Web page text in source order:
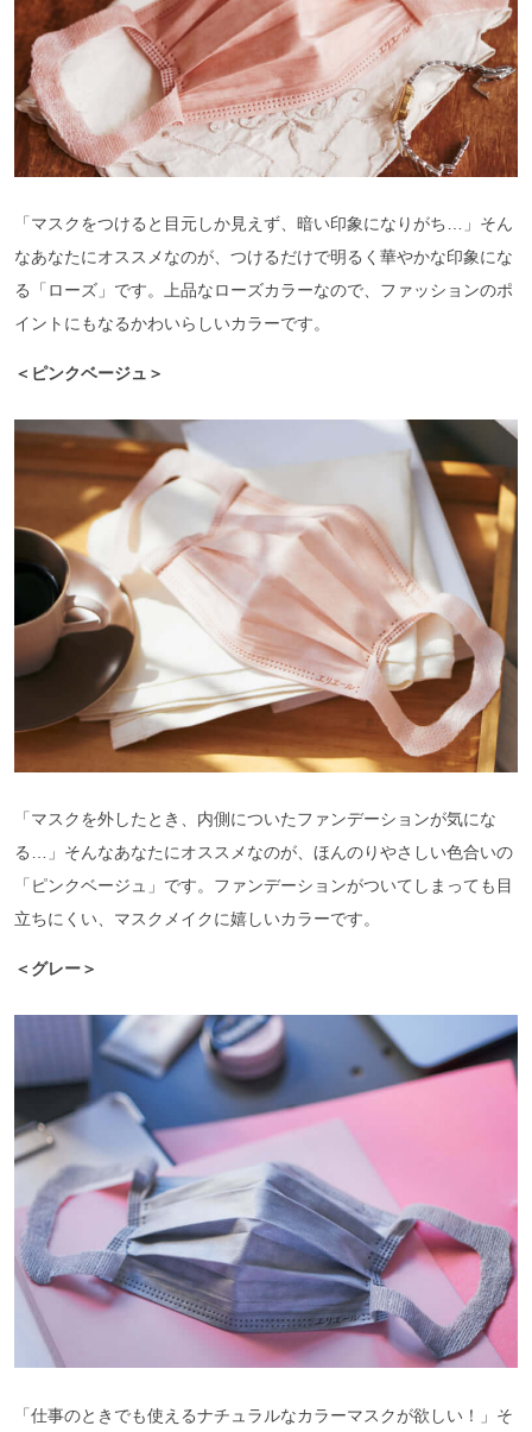
「マスクをつけると目元しか見えず、暗い印象になりがち…」そん
なあなたにオススメなのが、つけるだけで明るく華やかな印象にな
る「ローズ」です。上品なローズカラーなので、ファッションのポ
イントにもなるかわいらしいカラーです。
＜ピンクベージュ＞
「マスクを外したとき、内側についたファンデーションが気にな
る…」そんなあなたにオススメなのが、ほんのりやさしい色合いの
「ピンクベージュ」です。ファンデーションがついてしまっても目
立ちにくい、マスクメイクに嬉しいカラーです。
＜グレー＞
「仕事のときでも使えるナチュラルなカラーマスクが欲しい！」そ